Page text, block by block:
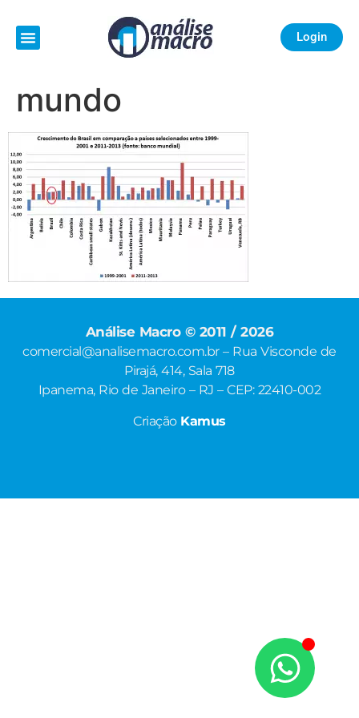
Login
mundo
Análise Macro © 2011 / 2026
comercial@analisemacro.com.br – Rua Visconde de
Pirajá, 414, Sala 718
Ipanema, Rio de Janeiro – RJ – CEP: 22410-002
Criação Kamus